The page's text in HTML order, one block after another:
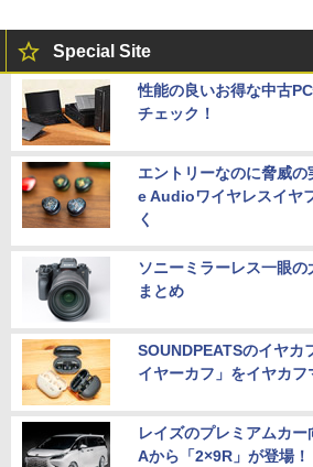
Special Site
性能の良いお得な中古
チェック！
エントリーなのに脅威
e Audioワイヤレスイヤ
く
ソニーミラーレス一眼
まとめ
SOUNDPEATSのイヤカ
イヤーカフ」をイヤカフ
レイズのプレミアムカ
Aから「2×9R」が登場！